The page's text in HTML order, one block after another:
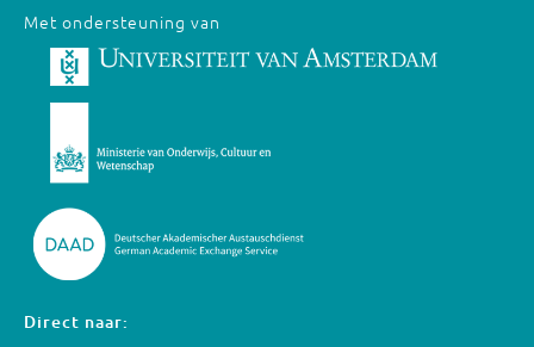
Met ondersteuning van
Direct naar: